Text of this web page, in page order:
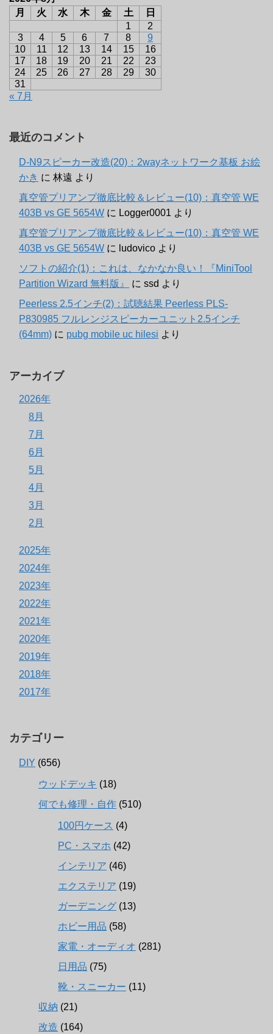
月
火 水 木 金 土
日
1
2
3
4 5 6 7 8
9
10
11 12 13 14 15
16
17
18 19 20 21 22
23
24
25 26 27 28 29
30
31
« 7月
最近のコメント
D-N9スピーカー改造(20)：2wayネットワーク基板 お絵
かき に 林遠 より
真空管プリアンプ徹底比較＆レビュー(10)：真空管 WE
403B vs GE 5654W に Logger0001 より
真空管プリアンプ徹底比較＆レビュー(10)：真空管 WE
403B vs GE 5654W に ludovico より
ソフトの紹介(1)：これは、なかなか良い！『MiniTool
Partition Wizard 無料版』
に ssd より
Peerless 2.5インチ(2)：試聴結果 Peerless PLS-
P830985 フルレンジスピーカーユニット2.5インチ
(64mm) に pubg mobile uc hilesi より
アーカイブ
2026年
8月
7月
6月
5月
4月
3月
2月
2025年
2024年
2023年
2022年
2021年
2020年
2019年
2018年
2017年
カテゴリー
DIY (656)
ウッドデッキ (18)
何でも修理・自作 (510)
100円ケース (4)
PC・スマホ (42)
インテリア (46)
エクステリア (19)
ガーデニング (13)
ホビー用品 (58)
家電・オーディオ (281)
日用品 (75)
靴・スニーカー (11)
収納 (21)
改造 (164)